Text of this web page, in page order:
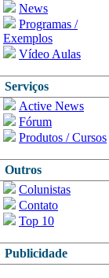
News
Programas /
Exemplos
Vídeo Aulas
Serviços
Active News
Fórum
Produtos / Cursos
Outros
Colunistas
Contato
Top 10
Publicidade